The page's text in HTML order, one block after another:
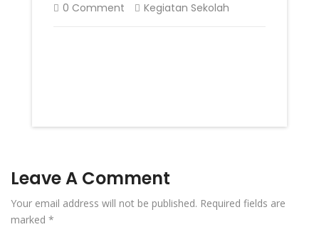
0 Comment
Kegiatan Sekolah
Leave A Comment
Your email address will not be published. Required fields are
marked *